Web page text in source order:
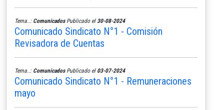
Tema..: ComunicadosPublicado el 30-08-2024
Comunicado Sindicato N°1 - Comisión
Revisadora de Cuentas
Tema..: ComunicadosPublicado el 03-07-2024
Comunicado Sindicato N°1 - Remuneraciones
mayo